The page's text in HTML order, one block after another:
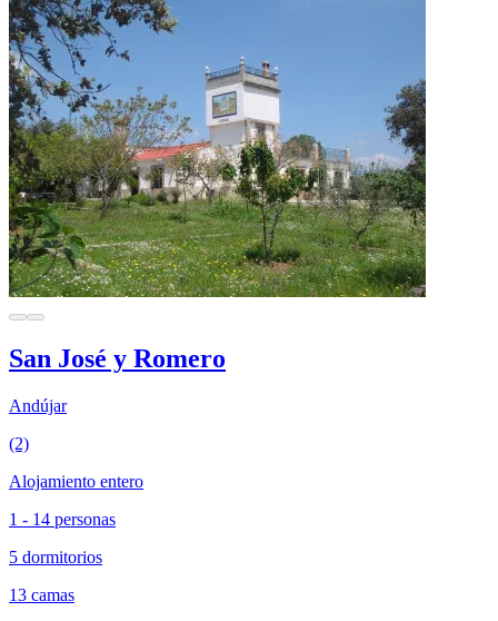
San José y Romero
Andújar
(2)
Alojamiento entero
1 - 14 personas
5 dormitorios
13 camas